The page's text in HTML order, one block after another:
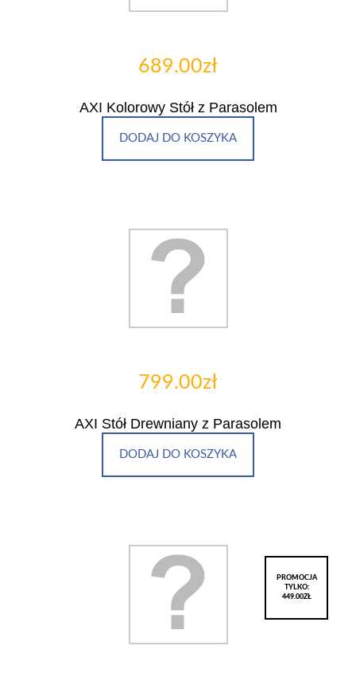
689.00zł
AXI Kolorowy Stół z Parasolem
DODAJ DO KOSZYKA
799.00zł
AXI Stół Drewniany z Parasolem
DODAJ DO KOSZYKA
PROMOCJA
TYLKO:
449.00ZŁ